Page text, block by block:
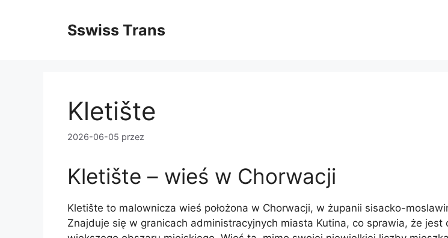
Sswiss Trans
Kletište
2026-06-05 przez
Kletište – wieś w Chorwacji
Kletište to malownicza wieś położona w Chorwacji, w żupanii sisacko-
Znajduje się w granicach administracyjnych miasta Kutina, co sprawia, że jest